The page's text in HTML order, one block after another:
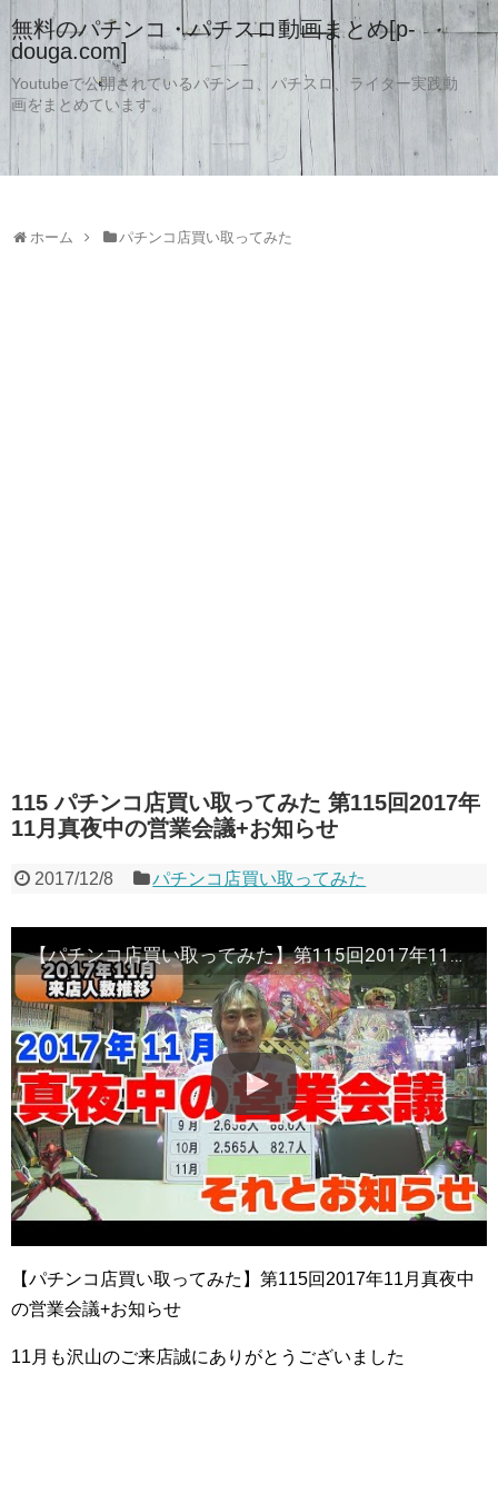
無料のパチンコ・パチスロ動画まとめ[p-
douga.com]
Youtubeで公開されているパチンコ、パチスロ、ライター実践動
画をまとめています。
ホーム パチンコ店買い取ってみた
115 パチンコ店買い取ってみた 第115回2017年
11月真夜中の営業会議+お知らせ
2017/12/8 パチンコ店買い取ってみた
【パチンコ店買い取ってみた】第115回2017年11月真夜中の営業会議+お知らせ
【パチンコ店買い取ってみた】第115回2017年11月真夜中
の営業会議+お知らせ
11月も沢山のご来店誠にありがとうございました